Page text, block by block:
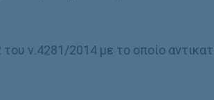
ν.4281/2014 με το οποίο